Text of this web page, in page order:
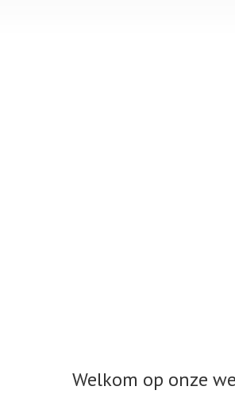
Welkom op onze